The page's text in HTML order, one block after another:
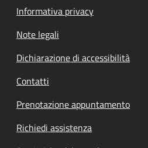
Informativa privacy
Note legali
Dichiarazione di accessibilità
Contatti
Prenotazione appuntamento
Richiedi assistenza